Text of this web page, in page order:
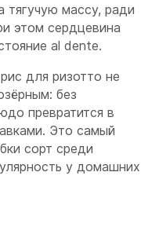
тягучую массу, ради
этом сердцевина
al dente.
для ризотто не
без
превратится в
Это самый
сорт среди
у домашних